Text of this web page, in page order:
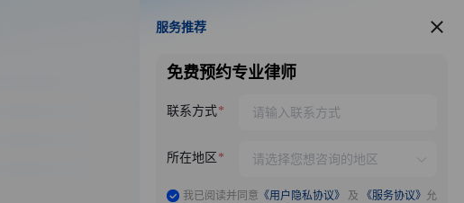
服务推荐
服务推荐
免费预约专业律师
联系方式
所在地区
我已阅读并同意 《用户隐私协议》 及 《服务协议》 允